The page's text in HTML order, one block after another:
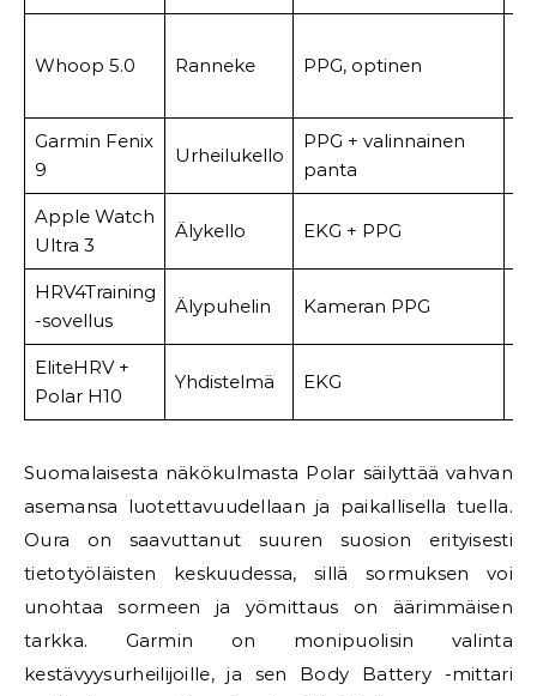
Whoop 5.0 Ranneke PPG, optinen
Garmin Fenix
9
Urheilukello
PPG + valinnainen
panta
Apple Watch
Ultra 3
Älykello EKG + PPG
HRV4Training
-sovellus
Älypuhelin Kameran PPG
EliteHRV +
Polar H10
Yhdistelmä EKG
Suomalaisesta näkökulmasta Polar säilyttää vahvan
asemansa luotettavuudellaan ja paikallisella tuella.
Oura on saavuttanut suuren suosion erityisesti
tietotyöläisten keskuudessa, sillä sormuksen voi
unohtaa sormeen ja yömittaus on äärimmäisen
tarkka. Garmin on monipuolisin valinta
kestävyysurheilijoille, ja sen Body Battery -mittari